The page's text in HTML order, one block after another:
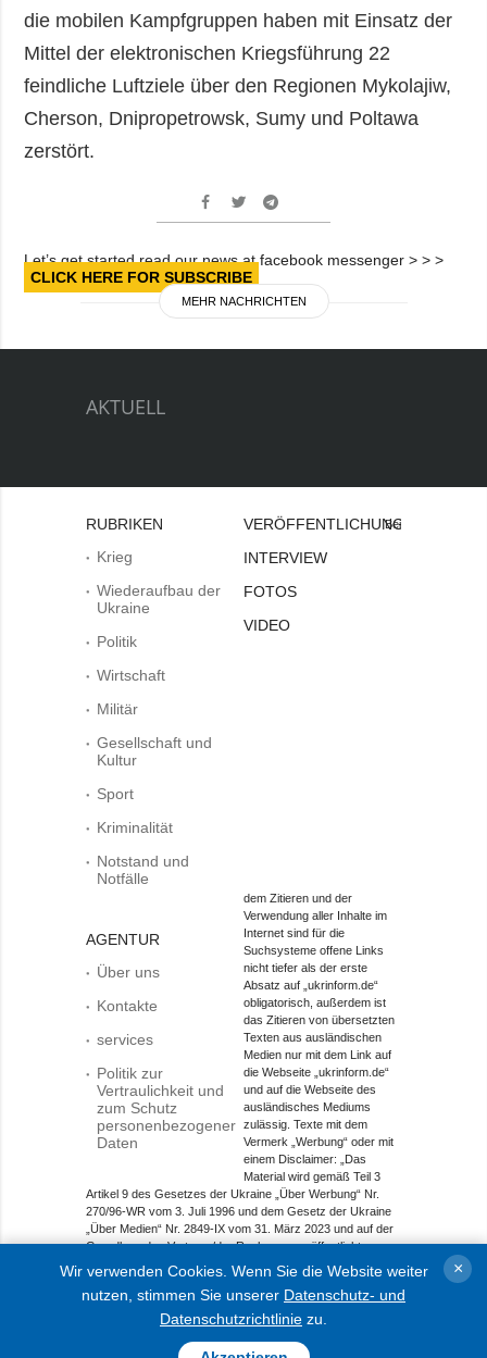
die mobilen Kampfgruppen haben mit Einsatz der
Mittel der elektronischen Kriegsführung 22
feindliche Luftziele über den Regionen Mykolajiw,
Cherson, Dnipropetrowsk, Sumy und Poltawa
zerstört.
Let’s get started read our news at facebook messenger > > >
CLICK HERE FOR SUBSCRIBE
MEHR NACHRICHTEN
AKTUELL
RUBRIKEN
Krieg
Wiederaufbau der
Ukraine
Politik
Wirtschaft
Militär
Gesellschaft und
Kultur
Sport
Kriminalität
Notstand und
Notfälle
AGENTUR
Über uns
Kontakte
services
Politik zur
Vertraulichkeit und
zum Schutz
personenbezogener
Daten
VERÖFFENTLICHUNGEN
INTERVIEW
FOTOS
VIDEO
Bei
dem Zitieren und der
Verwendung aller Inhalte im
Internet sind für die
Suchsysteme offene Links
nicht tiefer als der erste
Absatz auf „ukrinform.de“
obligatorisch, außerdem ist
das Zitieren von übersetzten
Texten aus ausländischen
Medien nur mit dem Link auf
die Webseite „ukrinform.de“
und auf die Webseite des
ausländisches Mediums
zulässig. Texte mit dem
Vermerk „Werbung“ oder mit
einem Disclaimer: „Das
Material wird gemäß Teil 3
Artikel 9 des Gesetzes der Ukraine „Über Werbung“ Nr.
270/96-WR vom 3. Juli 1996 und dem Gesetz der Ukraine
„Über Medien“ Nr. 2849-IX vom 31. März 2023 und auf der
Grundlage des Vertrags/der Rechnung veröffentlicht.
Objekt im Bereich Onlinemedien; Medien-ID R40-01421.
© 2015-2026 Ukrinform. Alle Rechte sind geschützt.
Wir verwenden Cookies. Wenn Sie die Website weiter
nutzen, stimmen Sie unserer Datenschutz- und
Datenschutzrichtlinie zu.
×